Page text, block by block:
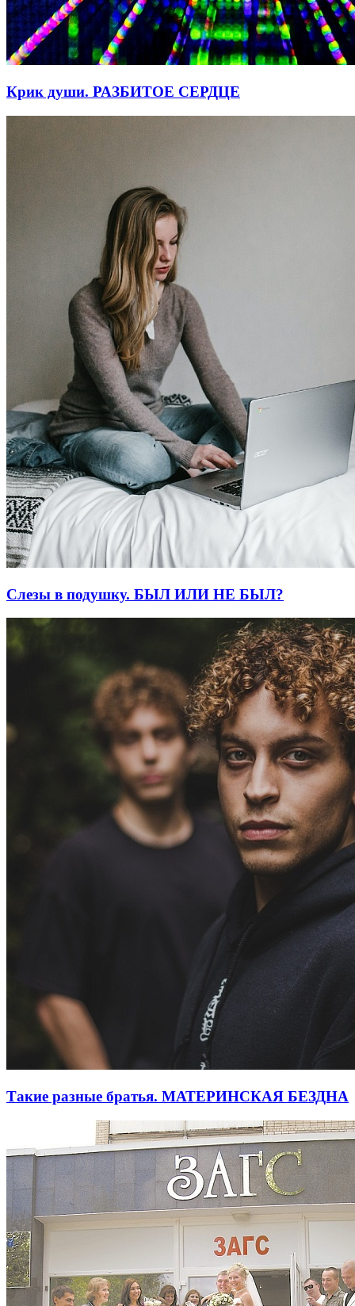
Крик души. РАЗБИТОЕ СЕРДЦЕ
Слезы в подушку. БЫЛ ИЛИ НЕ БЫЛ?
Такие разные братья. МАТЕРИНСКАЯ БЕЗДНА